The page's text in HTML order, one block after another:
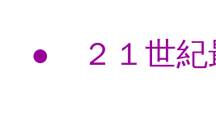
● ２１世紀